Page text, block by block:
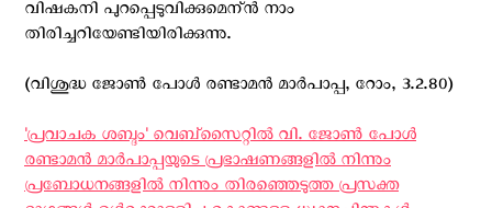
വിഷകനി പുറപ്പെടുവിക്കുമെന്ന്‍ നാം
തിരിച്ചറിയേണ്ടിയിരിക്കുന്നു.
(വിശുദ്ധ ജോൺ പോള്‍ രണ്ടാമൻ മാർപാപ്പ, റോം, 3.2.80)
'പ്രവാചക ശബ്ദം' വെബ്സൈറ്റില്‍ വി. ജോണ്‍ പോള്‍
രണ്ടാമന്‍ മാര്‍പാപ്പയുടെ പ്രഭാഷണങ്ങളില്‍ നിന്നും
പ്രബോധനങ്ങളില്‍ നിന്നും തിരഞ്ഞെടുത്ത പ്രസക്ത